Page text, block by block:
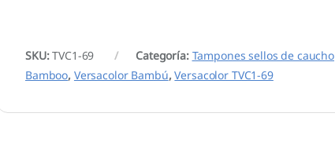
SKU:TVC1-69 Categoría: Tampones sellos de caucho
Bamboo, Versacolor Bambú,Versacolor TVC1-69